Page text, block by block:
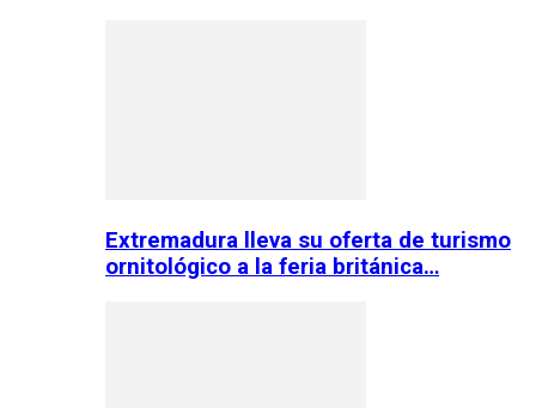
Extremadura lleva su oferta de turismo
ornitológico a la feria británica…